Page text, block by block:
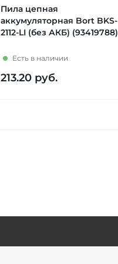
Пила цепная
аккумуляторная Bort BKS-
2112-LI (без АКБ) (93419788)
Есть в наличии
213.20 руб.